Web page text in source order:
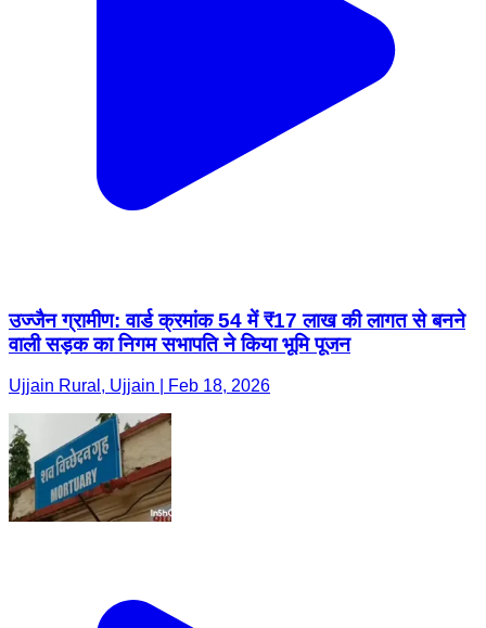
उज्जैन ग्रामीण: वार्ड क्रमांक 54 में ₹17 लाख की लागत से बनने
वाली सड़क का निगम सभापति ने किया भूमि पूजन
Ujjain Rural, Ujjain | Feb 18, 2026